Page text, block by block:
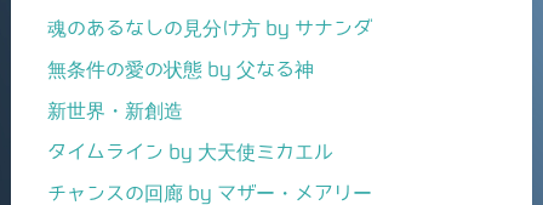
魂のあるなしの見分け方 by サナンダ
無条件の愛の状態 by 父なる神
新世界・新創造
タイムライン by 大天使ミカエル
チャンスの回廊 by マザー・メアリー